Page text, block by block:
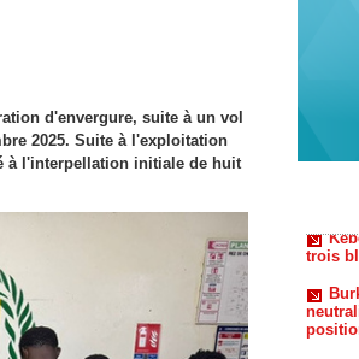
d'envergure, suite à un vol
2025. Suite à l'exploitation
à l'interpellation initiale de huit
après